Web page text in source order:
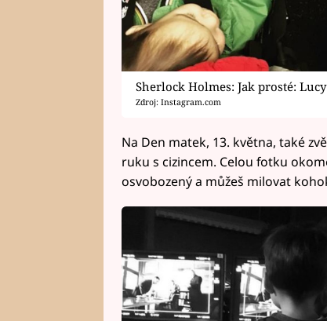
Sherlock Holmes: Jak prosté:
Zdroj: Instagram.com
Na Den matek, 13. května, také
ruku s cizincem. Celou fotku
osvobozený a můžeš milovat